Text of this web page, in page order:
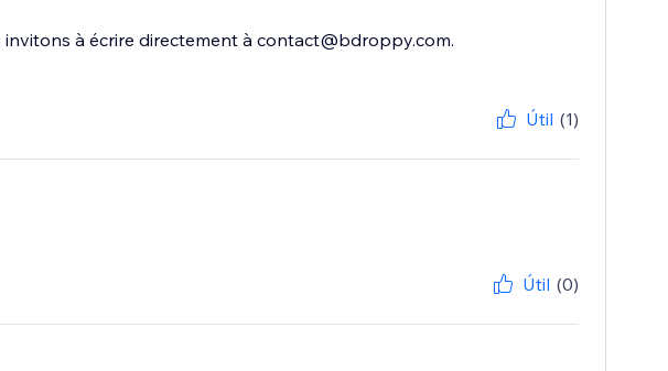
à écrire directement à contact@bdroppy.com.
Útil (1)
Útil (0)